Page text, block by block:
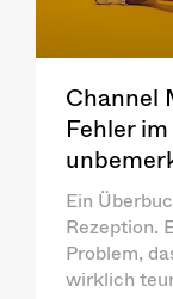
Channel
Fehler
Ein
Rezeption.
Problem,
wirklich